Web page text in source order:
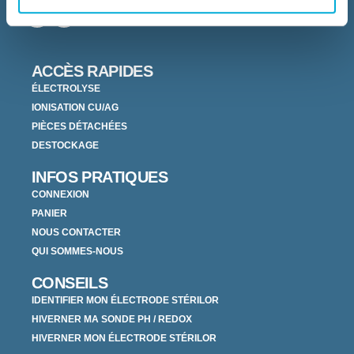
ACCÈS RAPIDES
ÉLECTROLYSE
IONISATION CU/AG
PIÈCES DÉTACHÉES
DESTOCKAGE
INFOS PRATIQUES
CONNEXION
PANIER
NOUS CONTACTER
QUI SOMMES-NOUS
CONSEILS
IDENTIFIER MON ÉLECTRODE STÉRILOR
HIVERNER MA SONDE PH / REDOX
HIVERNER MON ÉLECTRODE STÉRILOR